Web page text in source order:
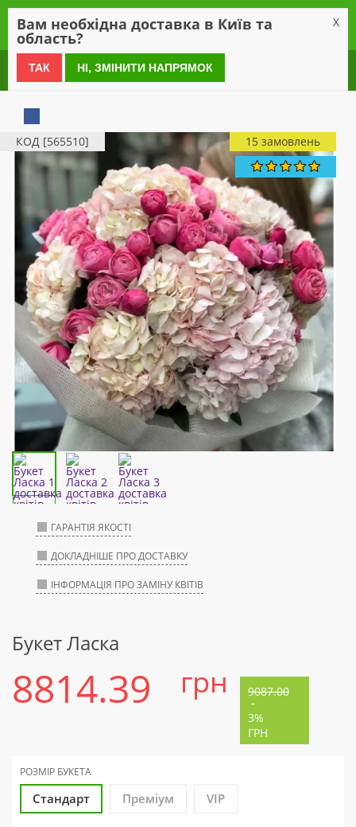
0 800 21 54 55
КОД [565510] 15 замовлень
ГАРАНТІЯ ЯКОСТІ
ДОКЛАДНІШЕ ПРО ДОСТАВКУ
ІНФОРМАЦІЯ ПРО ЗАМІНУ КВІТІВ
Букет Ласка
8814.39 грн 9087.00
-
3%
ГРН
РОЗМІР БУКЕТА
Стандарт Преміум VIP
Вам необхідна доставка в Київ та
область?
X
ТАК НІ, ЗМІНИТИ НАПРЯМОК